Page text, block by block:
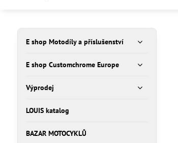
E shop Motodíly a příslušenství
E shop Customchrome Europe
Výprodej
LOUIS katalog
BAZAR MOTOCYKLŮ